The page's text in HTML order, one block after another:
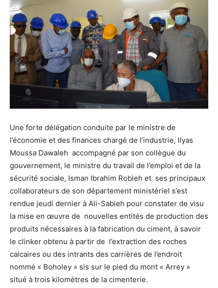
Une forte délégation conduite par le ministre de
l’économie et des finances chargé de l’industrie, Ilyas
Moussa Dawaleh accompagné par son collègue du
gouvernement, le ministre du travail de l’emploi et de la
sécurité sociale, Isman Ibrahim Robleh et ses principaux
collaborateurs de son département ministériel s’est
rendue jeudi dernier à Ali-Sabieh pour constater de visu
la mise en œuvre de nouvelles entités de production des
produits nécessaires à la fabrication du ciment, à savoir
le clinker obtenu à partir de l’extraction des roches
calcaires ou des intrants des carrières de l’endroit
nommé « Boholey » sis sur le pied du mont « Arrey »
situé à trois kilomètres de la cimenterie.